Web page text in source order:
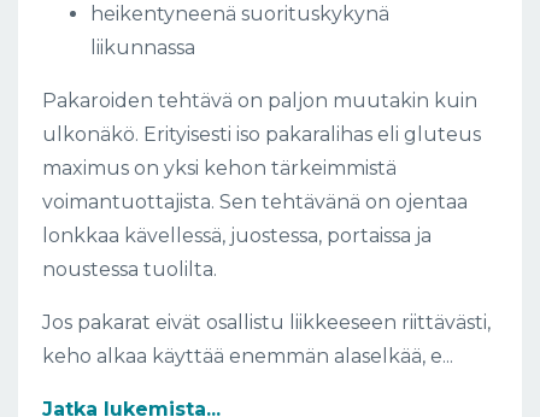
heikentyneenä suorituskykynä
liikunnassa
Pakaroiden tehtävä on paljon muutakin kuin
ulkonäkö. Erityisesti iso pakaralihas eli gluteus
maximus on yksi kehon tärkeimmistä
voimantuottajista. Sen tehtävänä on ojentaa
lonkkaa kävellessä, juostessa, portaissa ja
noustessa tuolilta.
Jos pakarat eivät osallistu liikkeeseen riittävästi,
keho alkaa käyttää enemmän alaselkää, e...
Jatka lukemista...